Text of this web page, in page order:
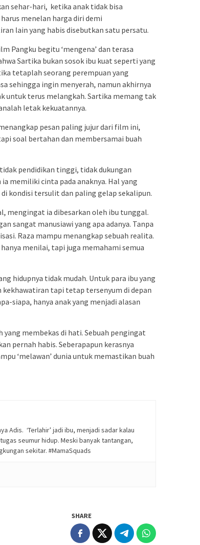
sehar-hari, ketika anak tidak bisa
menelan harga diri demi
lain yang habis disebutkan satu persatu.
Pangku begitu ‘mengena’ dan terasa
Sartika bukan sosok ibu kuat seperti yang
tetaplah seorang perempuan yang
sehingga ingin menyerah, namun akhirnya
untuk terus melangkah. Sartika memang tak
letak kekuatannya.
pesan paling jujur dari film ini,
soal bertahan dan membersamai buah
pendidikan tinggi, tidak dukungan
memiliki cinta pada anaknya. Hal yang
kondisi tersulit dan paling gelap sekalipun.
mengingat ia dibesarkan oleh ibu tunggal.
sangat manusiawi yang apa adanya. Tanpa
Raza mampu menangkap sebuah realita.
menilai, tapi juga memahami semua
hidupnya tidak mudah. Untuk para ibu yang
kekhawatiran tapi tetap tersenyum di depan
siapa, hanya anak yang menjadi alasan
membekas di hati. Sebuah pengingat
pernah habis. Seberapapun kerasnya
‘melawan’ dunia untuk memastikan buah
Adis. ‘Terlahir’ jadi ibu, menjadi sadar kalau
seumur hidup. Meski banyak tantangan,
sekitar. #MamaSquads
SHARE